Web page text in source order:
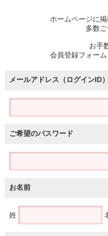
ホームページに
多数ご
お手
会員登録フォーム
メールアドレス（ログインID）
ご希望のパスワード
お名前
姓